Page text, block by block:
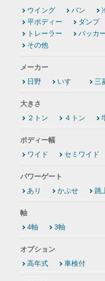
ウイング
バン
平ボディー
ダンプ
トレーラー
パッカ
その他
メーカー
日野
いすゞ 三
大きさ
２トン
４トン
ボディー幅
ワイド
セミワイド
パワーゲート
あり
かぶせ 跳
軸
4軸
3軸
オプション
高年式
車検付